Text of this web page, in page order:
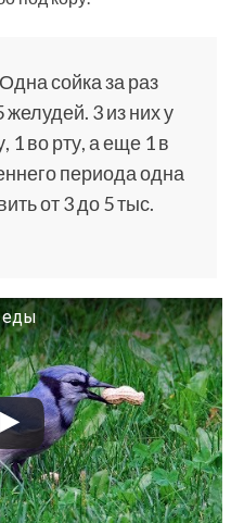
Одна сойка за раз
желудей. 3 из них у
1 во рту, а еще 1 в
периода одна
от 3 до 5 тыс.
еды